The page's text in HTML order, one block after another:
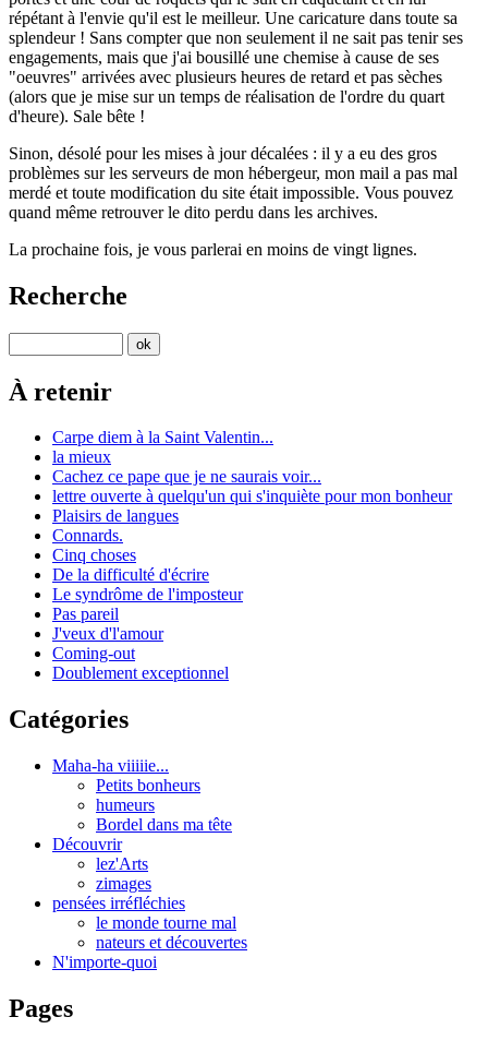
répétant à l'envie qu'il est le meilleur. Une caricature dans toute sa
splendeur ! Sans compter que non seulement il ne sait pas tenir ses
engagements, mais que j'ai bousillé une chemise à cause de ses
"oeuvres" arrivées avec plusieurs heures de retard et pas sèches
(alors que je mise sur un temps de réalisation de l'ordre du quart
d'heure). Sale bête !
Sinon, désolé pour les mises à jour décalées : il y a eu des gros
problèmes sur les serveurs de mon hébergeur, mon mail a pas mal
merdé et toute modification du site était impossible. Vous pouvez
quand même retrouver le dito perdu dans les archives.
La prochaine fois, je vous parlerai en moins de vingt lignes.
Recherche
À retenir
Carpe diem à la Saint Valentin...
la mieux
Cachez ce pape que je ne saurais voir...
lettre ouverte à quelqu'un qui s'inquiète pour mon bonheur
Plaisirs de langues
Connards.
Cinq choses
De la difficulté d'écrire
Le syndrôme de l'imposteur
Pas pareil
J'veux d'l'amour
Coming-out
Doublement exceptionnel
Catégories
Maha-ha viiiiie...
Petits bonheurs
humeurs
Bordel dans ma tête
Découvrir
lez'Arts
zimages
pensées irréfléchies
le monde tourne mal
nateurs et découvertes
N'importe-quoi
Pages